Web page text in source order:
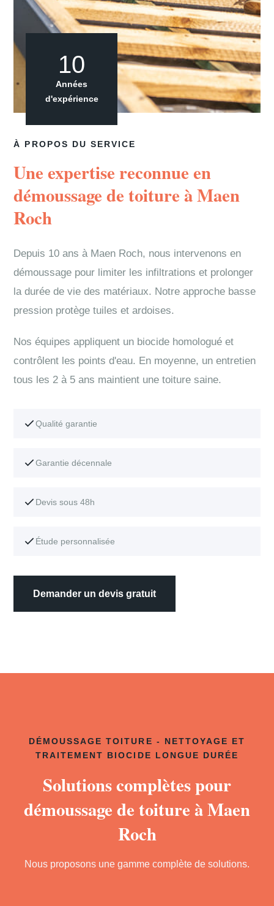
À PROPOS DU SERVICE
Une expertise reconnue en
démoussage de toiture à Maen
Roch
Depuis 10 ans à Maen Roch, nous intervenons en
démoussage pour limiter les infiltrations et prolonger
la durée de vie des matériaux. Notre approche basse
pression protège tuiles et ardoises.
Nos équipes appliquent un biocide homologué et
contrôlent les points d'eau. En moyenne, un entretien
tous les 2 à 5 ans maintient une toiture saine.
Qualité garantie
Garantie décennale
Devis sous 48h
Étude personnalisée
Demander un devis gratuit
10
Années
d'expérience
DÉMOUSSAGE TOITURE - NETTOYAGE ET
TRAITEMENT BIOCIDE LONGUE DURÉE
Solutions complètes pour
démoussage de toiture à Maen
Roch
Nous proposons une gamme complète de solutions.